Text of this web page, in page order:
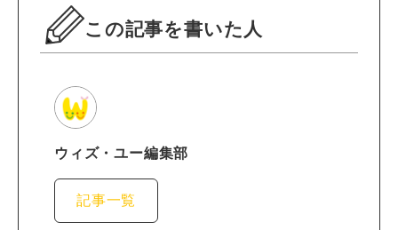
この記事を書いた人
ウィズ・ユー編集部
記事一覧